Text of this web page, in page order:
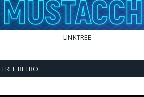
LINKTREE
FREE RETRO